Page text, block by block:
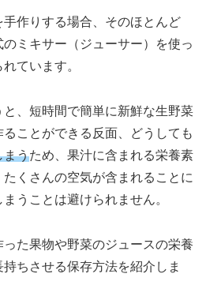
作りする場合、そのほとんど
ミキサー（ジューサー）を使っ
ています。
、短時間で簡単に新鮮な生野菜
ることができる反面、どうしても
まうため、果汁に含まれる栄養素
くさんの空気が含まれることに
うことは避けられません。
た果物や野菜のジュースの栄養
ちさせる保存方法を紹介しま